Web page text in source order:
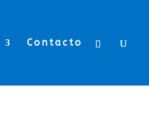
Contacto